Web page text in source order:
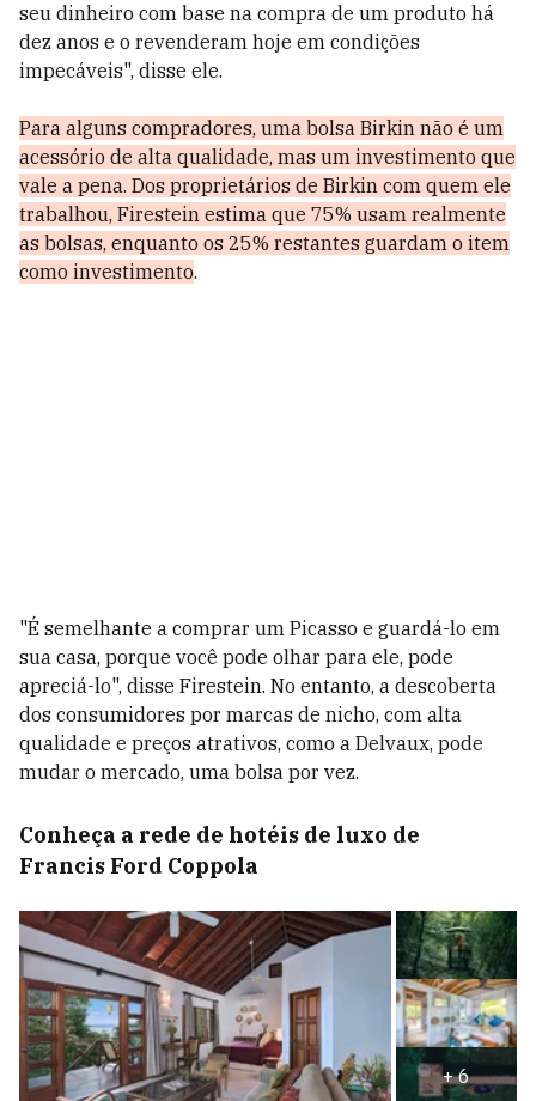
seu dinheiro com base na compra de um produto há
dez anos e o revenderam hoje em condições
impecáveis", disse ele.
Para alguns compradores, uma bolsa Birkin não é um
acessório de alta qualidade, mas um investimento que
vale a pena. Dos proprietários de Birkin com quem ele
trabalhou, Firestein estima que 75% usam realmente
as bolsas, enquanto os 25% restantes guardam o item
como investimento.
"É semelhante a comprar um Picasso e guardá-lo em
sua casa, porque você pode olhar para ele, pode
apreciá-lo", disse Firestein. No entanto, a descoberta
dos consumidores por marcas de nicho, com alta
qualidade e preços atrativos, como a Delvaux, pode
mudar o mercado, uma bolsa por vez.
Conheça a rede de hotéis de luxo de
Francis Ford Coppola
+6